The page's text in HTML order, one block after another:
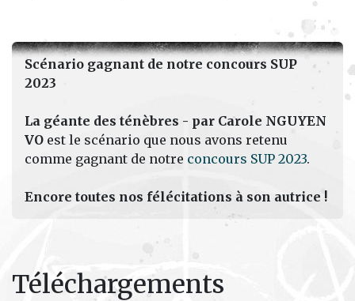
Scénario gagnant de notre concours SUP
2023
La géante des ténèbres - par Carole NGUYEN
VO est le scénario que nous avons retenu
comme gagnant de notre concours SUP 2023.
Encore toutes nos félécitations à son autrice !
Téléchargements